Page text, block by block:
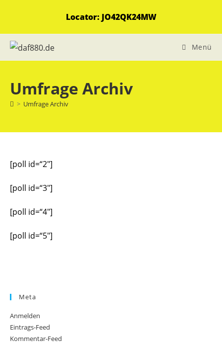
Locator: JO42QK24MW
Menü
Umfrage Archiv
> Umfrage Archiv
[poll id=“2″]
[poll id=“3″]
[poll id=“4″]
[poll id=“5″]
Meta
Anmelden
Eintrags-Feed
Kommentar-Feed